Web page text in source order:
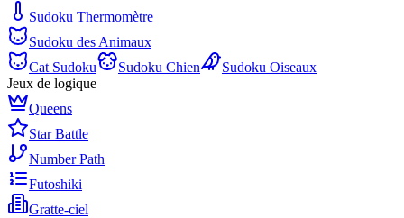
Sudoku Thermomètre
Sudoku des Animaux
Cat Sudoku
Sudoku Chien
Sudoku Oiseaux
Jeux de logique
Queens
Star Battle
Number Path
Futoshiki
Gratte-ciel